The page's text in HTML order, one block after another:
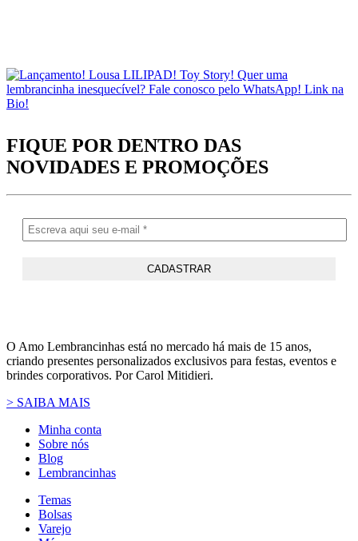
FIQUE POR DENTRO DAS
NOVIDADES E PROMOÇÕES
O Amo Lembrancinhas está no mercado há mais de 15 anos,
criando presentes personalizados exclusivos para festas, eventos e
brindes corporativos. Por Carol Mitidieri.
> SAIBA MAIS
Minha conta
Sobre nós
Blog
Lembrancinhas
Temas
Bolsas
Varejo